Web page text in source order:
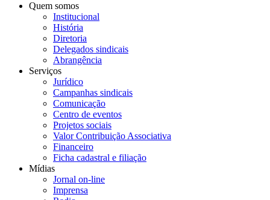
Quem somos
Institucional
História
Diretoria
Delegados sindicais
Abrangência
Serviços
Jurídico
Campanhas sindicais
Comunicação
Centro de eventos
Projetos sociais
Valor Contribuição Associativa
Financeiro
Ficha cadastral e filiação
Mídias
Jornal on-line
Imprensa